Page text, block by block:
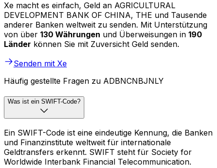
Xe macht es einfach, Geld an AGRICULTURAL
DEVELOPMENT BANK OF CHINA, THE und Tausende
anderer Banken weltweit zu senden. Mit Unterstützung
von über 130 Währungen und Überweisungen in 190
Länder können Sie mit Zuversicht Geld senden.
Senden mit Xe
Häufig gestellte Fragen zu ADBNCNBJNLY
Was ist ein SWIFT-Code?
Ein SWIFT-Code ist eine eindeutige Kennung, die Banken
und Finanzinstitute weltweit für internationale
Geldtransfers erkennt. SWIFT steht für Society for
Worldwide Interbank Financial Telecommunication.